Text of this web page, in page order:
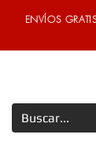
ENVÍOS